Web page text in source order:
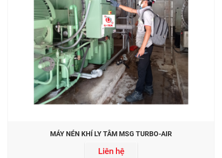
MÁY NÉN KHÍ LY TÂM MSG TURBO-AIR
Liên hệ